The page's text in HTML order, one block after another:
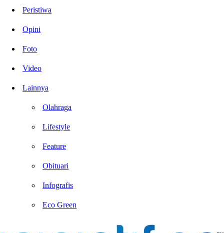
Peristiwa
Opini
Foto
Video
Lainnya
Olahraga
Lifestyle
Feature
Obituari
Infografis
Eco Green